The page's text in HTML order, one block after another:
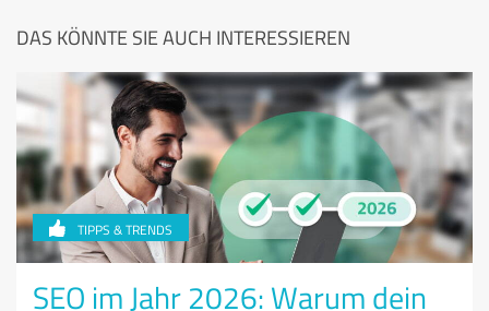
DAS KÖNNTE SIE AUCH INTERESSIEREN
TIPPS & TRENDS
SEO im Jahr 2026: Warum dein